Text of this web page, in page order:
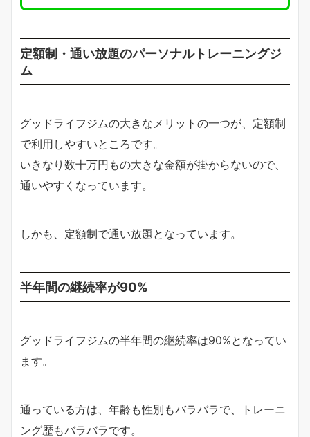
定額制・通い放題のパーソナルトレーニングジ
ム
グッドライフジムの大きなメリットの一つが、定額制
で利用しやすいところです。
いきなり数十万円もの大きな金額が掛からないので、
通いやすくなっています。
しかも、定額制で通い放題となっています。
半年間の継続率が90%
グッドライフジムの半年間の継続率は90%となってい
ます。
通っている方は、年齢も性別もバラバラで、トレーニ
ング歴もバラバラです。